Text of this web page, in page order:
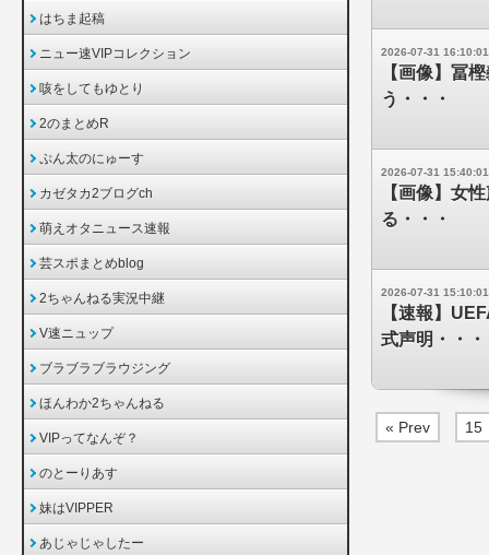
2026-07-31 16:10:01
【画像】冨
う・・・
2026-07-31 15:40:01
【画像】女
る・・・
2026-07-31 15:10:01
【速報】
式声明・・・
« Prev 15
はちま起稿
ニュー速VIPコレクション
咳をしてもゆとり
2のまとめR
ぷん太のにゅーす
カゼタカ2ブログch
萌えオタニュース速報
芸スポまとめblog
2ちゃんねる実況中継
V速ニュップ
ブラブラブラウジング
ほんわか2ちゃんねる
VIPってなんぞ？
のとーりあす
妹はVIPPER
あじゃじゃしたー